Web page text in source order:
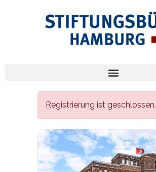
Registrierung ist geschlossen.